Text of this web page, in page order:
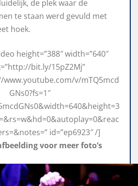
de plek waar de
te staan werd gevuld met
hoek.
height=”388″ width=”640″
bit.ly/15pZ2Mj”
v/mTQ5mcd
GNs0?fs=1″
id=”ep6923″ /]
voor meer foto’s